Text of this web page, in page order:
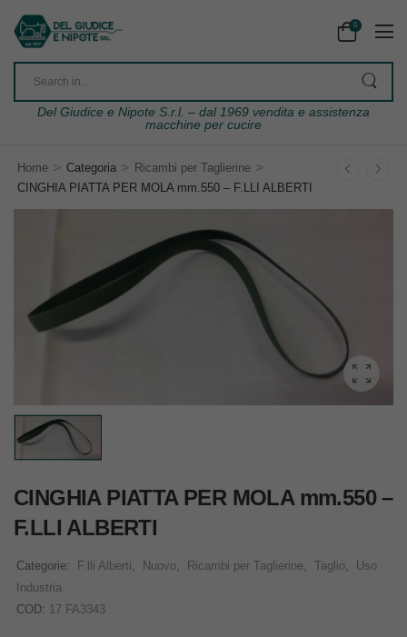
0
Del Giudice e Nipote S.r.l. – dal 1969 vendita e assistenza
macchine per cucire
Home > Categoria > Ricambi per Taglierine >
CINGHIA PIATTA PER MOLA mm.550 – F.LLI ALBERTI
CINGHIA PIATTA PER MOLA mm.550 –
F.LLI ALBERTI
Categorie: F.lli Alberti Nuovo Ricambi per Taglierine Taglio
Uso
Industria
COD: 17 FA3343